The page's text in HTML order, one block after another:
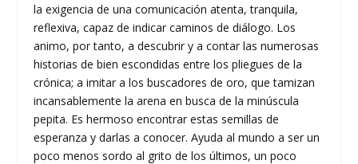
la exigencia de una comunicación atenta, tranquila,
reflexiva, capaz de indicar caminos de diálogo. Los
animo, por tanto, a descubrir y a contar las numerosas
historias de bien escondidas entre los pliegues de la
crónica; a imitar a los buscadores de oro, que tamizan
incansablemente la arena en busca de la minúscula
pepita. Es hermoso encontrar estas semillas de
esperanza y darlas a conocer. Ayuda al mundo a ser un
poco menos sordo al grito de los últimos, un poco